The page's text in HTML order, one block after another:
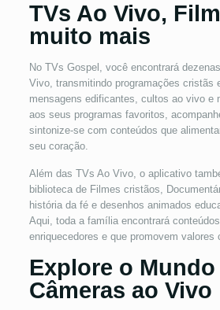
TVs Ao Vivo,
muito mais
No TVs Gospel, você encontrará
Vivo, transmitindo programações cristãs
mensagens edificantes, cultos ao vivo e
aos seus programas favoritos,
sintonize-se com conteúdos que
seu coração.
Além das TVs Ao Vivo, o aplicativo
biblioteca de Filmes cristãos,
história da fé e desenhos animados
Aqui, toda a família encontrará
enriquecedores e que promovem valores
Explore o
Câmeras ao Vivo